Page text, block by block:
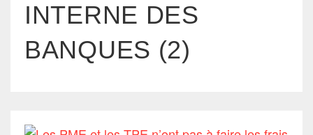
INTERNE DES
BANQUES (2)